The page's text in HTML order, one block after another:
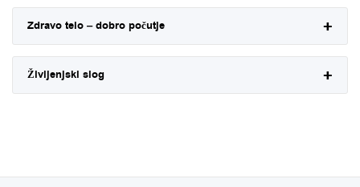
Zdravo telo – dobro počutje
Življenjski slog